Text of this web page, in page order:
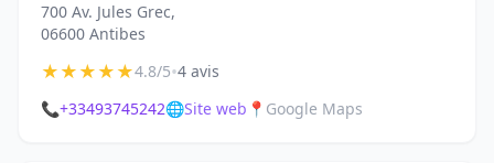
700 Av. Jules Grec,
06600 Antibes
★★★★★4.8/5•4 avis
📞+33493745242🌐Site web 📍 Google Maps